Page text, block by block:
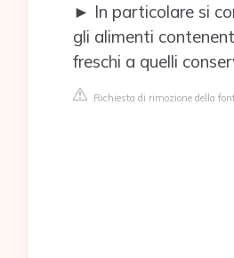
► In particolare si
gli alimenti
freschi a quelli
Richiesta di rimozione della